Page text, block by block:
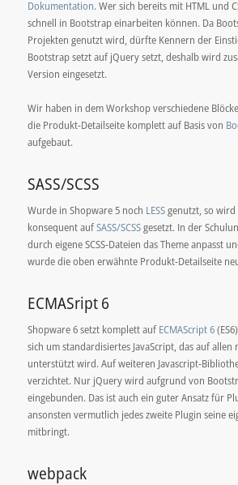
Dokumentation. Wer sich bereits mit HTML und
schnell in Bootstrap einarbeiten können. Da
Projekten genutzt wird, dürfte Kennern der
Bootstrap setzt auf jQuery setzt, deshalb wird
Version eingesetzt.
Wir haben in dem Workshop verschiedene
die Produkt-Detailseite komplett auf Basis von
aufgebaut.
SASS/SCSS
Wurde in Shopware 5 noch LESSgenutzt, so wird
konsequent aufSASS/SCSSgesetzt. In der
durch eigene SCSS-Dateien das Theme anpasst
wurde die oben erwähnte Produkt-Detailseite
ECMASript 6
Shopware 6 setzt komplett auf ECMAScript 6
sich um standardisiertes JavaScript, das auf
unterstützt wird. Auf weiteren Javascript-
verzichtet. Nur jQuery wird aufgrund von
eingebunden. Das ist auch ein guter Ansatz für
ansonsten vermutlich jedes zweite Plugin seine
mitbringt.
webpack